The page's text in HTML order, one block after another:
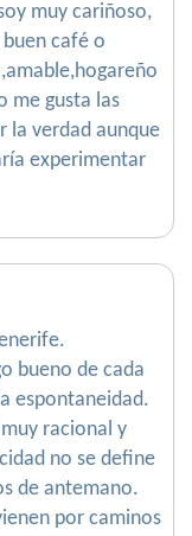
muy cariñoso,
café o
me gusta las
la verdad aunque
experimentar
bueno de cada
espontaneidad.
racional y
no se define
de antemano.
por caminos